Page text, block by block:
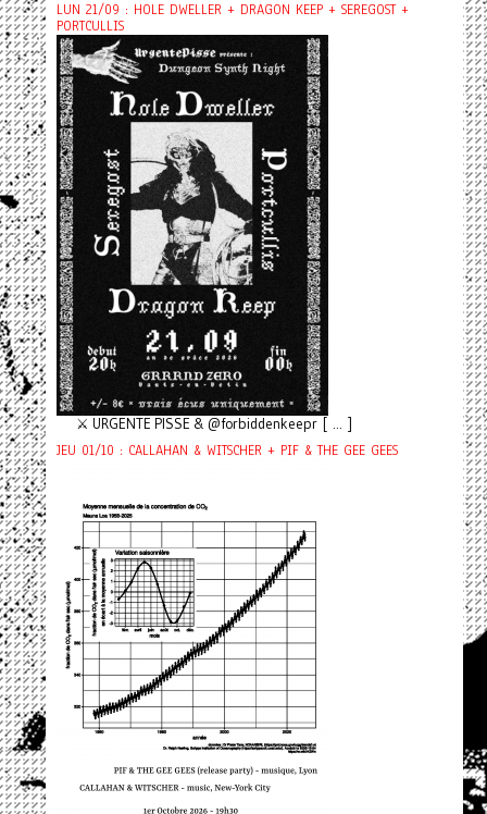
LUN 21/09 : HOLE DWELLER + DRAGON KEEP + SEREGOST +
PORTCULLIS
⚔️ URGENTE PISSE & @forbiddenkeepr [ ... ]
JEU 01/10 : CALLAHAN & WITSCHER + PIF & THE GEE GEES